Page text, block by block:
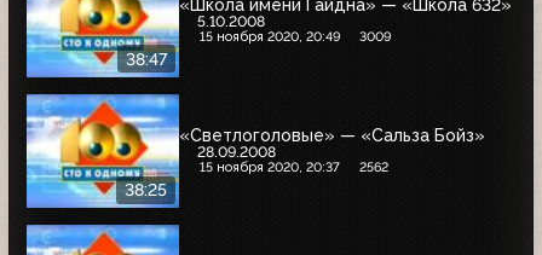
38:47
«Школа имени Гайдна» — «Школа 632»
5.10.2008
15 ноября 2020, 20:49 3009
38:25
«Светлоголовые» — «Сальза Бойз»
28.09.2008
15 ноября 2020, 20:37 2562